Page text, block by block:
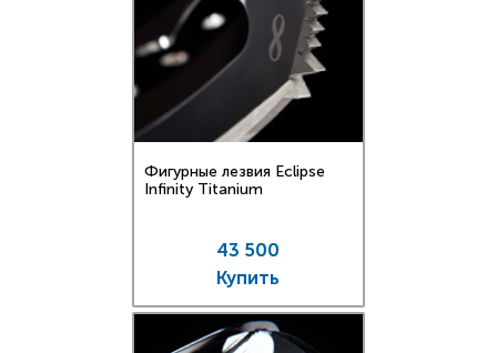
Фигурные лезвия Eclipse
Infinity Titanium
43 500
Купить